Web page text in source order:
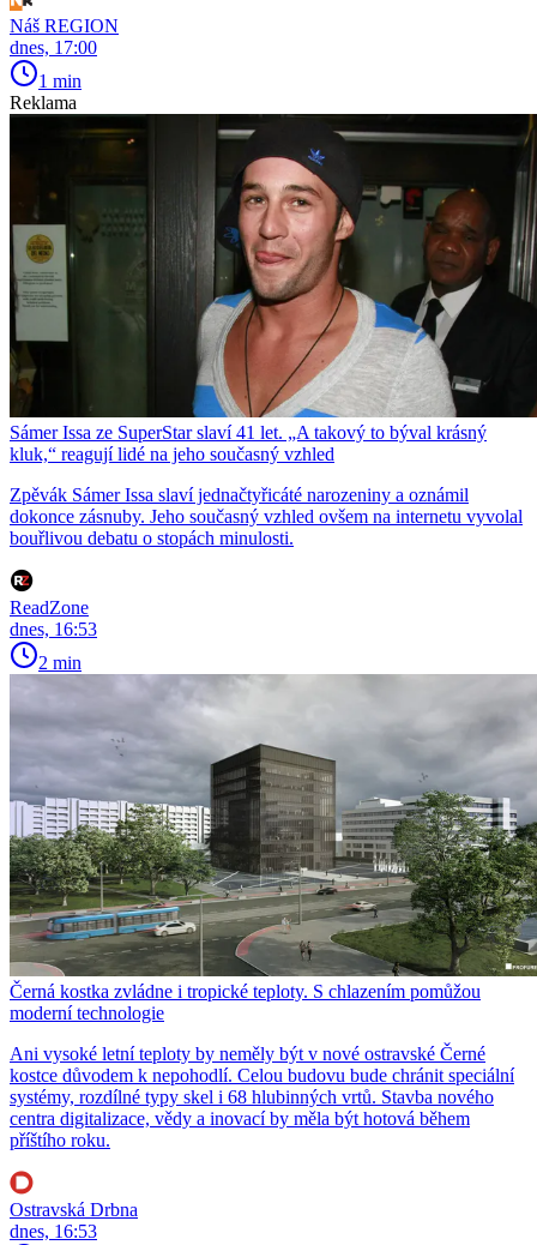
Náš REGION
dnes, 17:00
1 min
Reklama
Sámer Issa ze SuperStar slaví 41 let. „A takový to býval krásný
kluk,“ reagují lidé na jeho současný vzhled
Zpěvák Sámer Issa slaví jednačtyřicáté narozeniny a oznámil
dokonce zásnuby. Jeho současný vzhled ovšem na internetu vyvolal
bouřlivou debatu o stopách minulosti.
ReadZone
dnes, 16:53
2 min
Černá kostka zvládne i tropické teploty. S chlazením pomůžou
moderní technologie
Ani vysoké letní teploty by neměly být v nové ostravské Černé
kostce důvodem k nepohodlí. Celou budovu bude chránit speciální
systémy, rozdílné typy skel i 68 hlubinných vrtů. Stavba nového
centra digitalizace, vědy a inovací by měla být hotová během
příštího roku.
Ostravská Drbna
dnes, 16:53